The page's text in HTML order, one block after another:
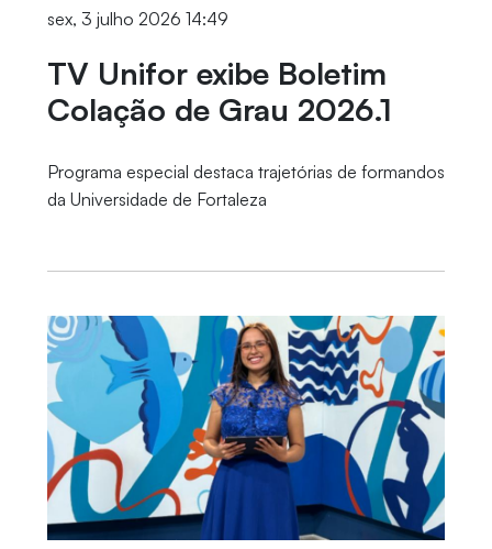
sex, 3 julho 2026 14:49
TV Unifor exibe Boletim
Colação de Grau 2026.1
Programa especial destaca trajetórias de formandos
da Universidade de Fortaleza